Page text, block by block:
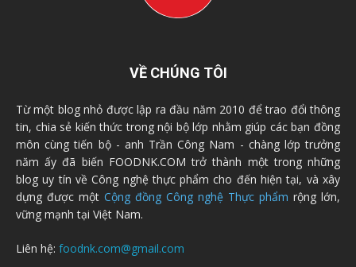
VỀ CHÚNG TÔI
Từ một blog nhỏ được lập ra đầu năm 2010 để trao đổi thông
tin, chia sẻ kiến thức trong nội bộ lớp nhằm giúp các bạn đồng
môn cùng tiến bộ - anh Trần Công Nam - chàng lớp trưởng
năm ấy đã biến FOODNK.COM trở thành một trong những
blog uy tín về Công nghệ thực phẩm cho đến hiện tại, và xây
dựng được một Cộng đồng Công nghệ Thực phẩm rộng lớn,
vững mạnh tại Việt Nam.
Liên hệ: foodnk.com@gmail.com